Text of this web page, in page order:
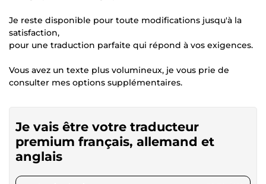
Je reste disponible pour toute modifications jusqu'à la
satisfaction,
pour une traduction parfaite qui répond à vos exigences.
Vous avez un texte plus volumineux, je vous prie de
consulter mes options supplémentaires.
Je vais être votre traducteur
premium français, allemand et
anglais